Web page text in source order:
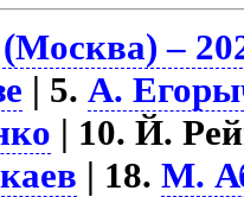
–
| 5.А.
| 10. Й.
| 18.М.